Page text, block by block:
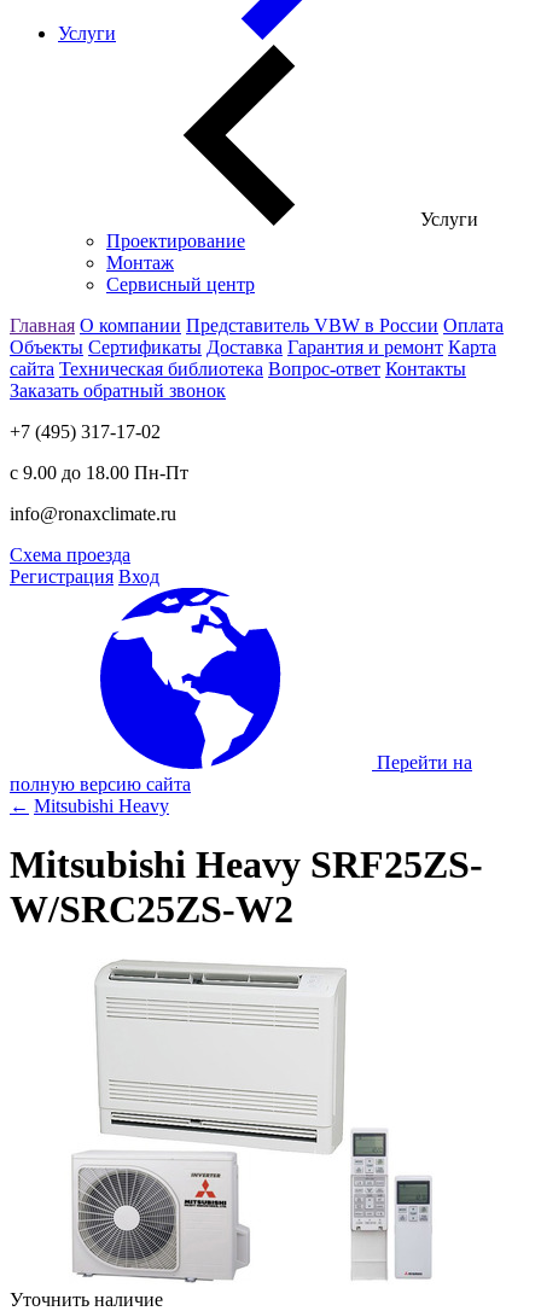
Услуги
Услуги
Проектирование
Монтаж
Сервисный центр
Главная О компании Представитель VBW в России Оплата
Объекты Сертификаты Доставка Гарантия и ремонт Карта
сайта Техническая библиотека Вопрос-ответ Контакты
Заказать обратный звонок
+7 (495) 317-17-02
с 9.00 до 18.00 Пн-Пт
info@ronaxclimate.ru
Схема проезда
Регистрация Вход
Перейти на
полную версию сайта
← Mitsubishi Heavy
Mitsubishi Heavy SRF25ZS-
W/SRC25ZS-W2
Уточнить наличие